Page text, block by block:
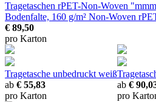
Tragetaschen rPET-Non-Woven
Bodenfalte, 160 g/m² Non-Woven
€ 89,50
pro Karton
Tragetasche unbedruckt weiß
ab € 55,83
pro Karton
ab €
pro